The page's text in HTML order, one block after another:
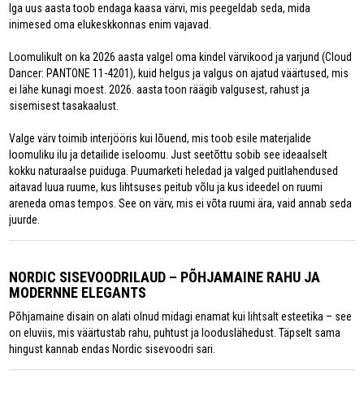
Iga uus aasta toob endaga kaasa värvi, mis peegeldab seda, mida
inimesed oma elukeskkonnas enim vajavad.
Loomulikult on ka 2026 aasta valgel oma kindel värvikood ja varjund (Cloud
Dancer: PANTONE 11-4201), kuid helgus ja valgus on ajatud väärtused, mis
ei lähe kunagi moest. 2026. aasta toon räägib valgusest, rahust ja
sisemisest tasakaalust.
Valge värv toimib interjööris kui lõuend, mis toob esile materjalide
loomuliku ilu ja detailide iseloomu. Just seetõttu sobib see ideaalselt
kokku naturaalse puiduga. Puumarketi heledad ja valged puitlahendused
aitavad luua ruume, kus lihtsuses peitub võlu ja kus ideedel on ruumi
areneda omas tempos. See on värv, mis ei võta ruumi ära, vaid annab seda
juurde.
NORDIC SISEVOODRILAUD – PÕHJAMAINE RAHU JA
MODERNNE ELEGANTS
Põhjamaine disain on alati olnud midagi enamat kui lihtsalt esteetika – see
on eluviis, mis väärtustab rahu, puhtust ja looduslähedust. Täpselt sama
hingust kannab endas Nordic sisevoodri sari.